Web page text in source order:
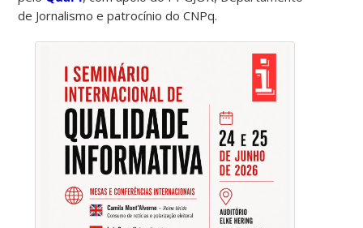
de Jornalismo e patrocínio do CNPq.